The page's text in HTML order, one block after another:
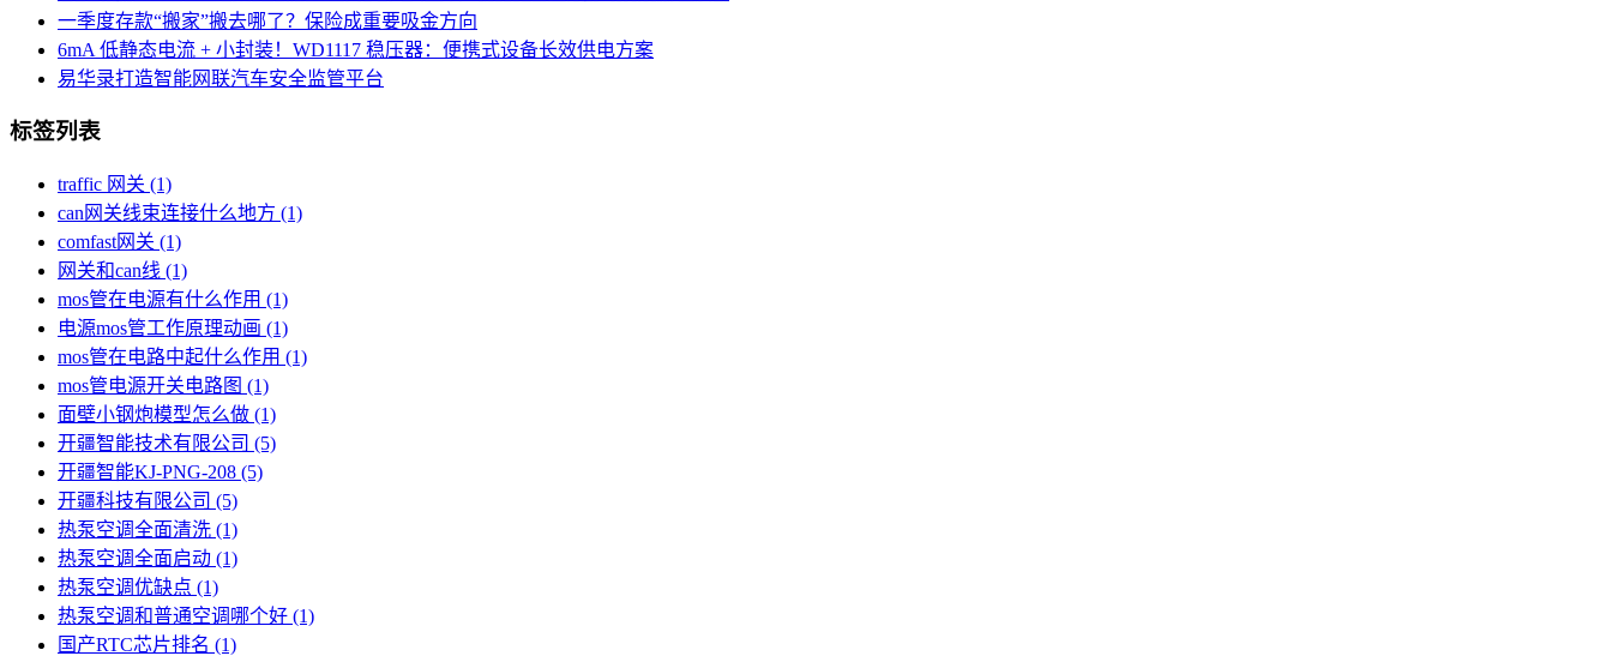
一季度存款“搬家”搬去哪了？保险成重要吸金方向
6mA 低静态电流 + 小封装！WD1117 稳压器：便携式设备长效供电方案
易华录打造智能网联汽车安全监管平台
标签列表
traffic 网关 (1)
can网关线束连接什么地方 (1)
comfast网关 (1)
网关和can线 (1)
mos管在电源有什么作用 (1)
电源mos管工作原理动画 (1)
mos管在电路中起什么作用 (1)
mos管电源开关电路图 (1)
面壁小钢炮模型怎么做 (1)
开疆智能技术有限公司 (5)
开疆智能KJ-PNG-208 (5)
开疆科技有限公司 (5)
热泵空调全面清洗 (1)
热泵空调全面启动 (1)
热泵空调优缺点 (1)
热泵空调和普通空调哪个好 (1)
国产RTC芯片排名 (1)